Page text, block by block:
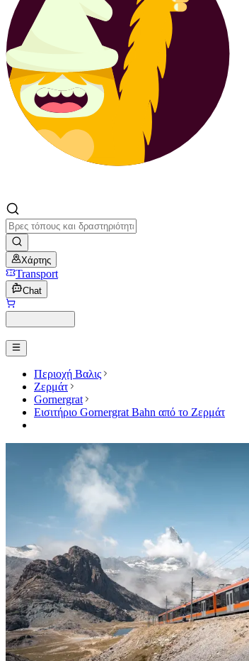
Χάρτης
Transport
Chat
Περιοχή Βαλις
Ζερμάτ
Gornergrat
Εισιτήριο Gornergrat Bahn από το Ζερμάτ